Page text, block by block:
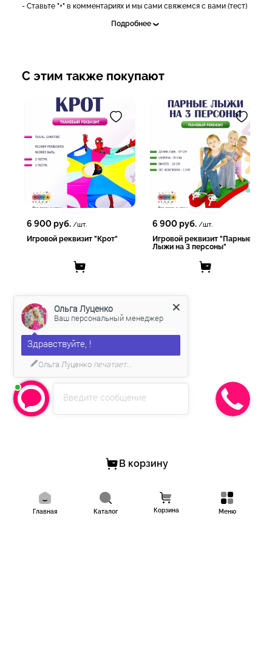
- Ставьте "+" в комментариях и мы сами свяжемся с вами (тест)
- Доставка осуществляется со склада в г.Краснодар по всему
подать заявку]
- Работаем по договору и госконтрактами;
Заказывайте у лидеров рынка, работаем с 2011 года, имеем
более 10 000 довольных клиентов!
Подробнее
С этим также покупают
6 900руб. /шт.
Игровой реквизит "Крот"
6 900руб./шт.
Игровой реквизит "Парные
Лыжи на 3 персоны"
В корзину
Главная Каталог Корзина Меню
Введите сообщение
Ольга Луценко
Ваш персональный менеджер
Здравствуйте, !
Ольга Луценко печатает...